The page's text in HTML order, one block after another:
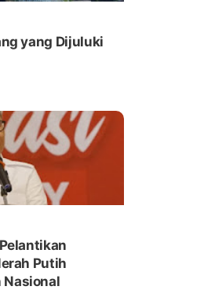
yang Dijuluki
Putih
Nasional